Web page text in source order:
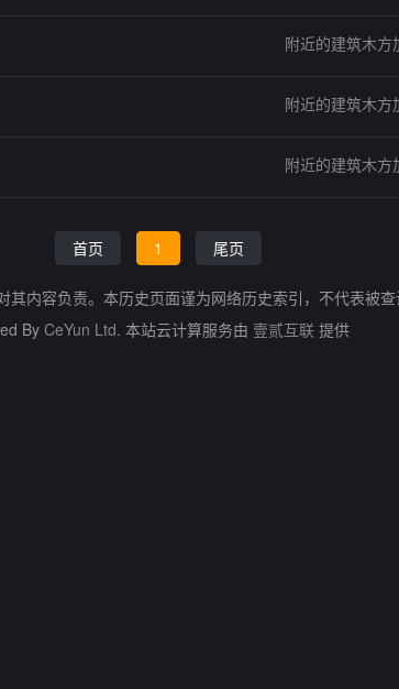
附近的建筑木方
附近的建筑木方
附近的建筑木方
首页 1 尾页
内容负责。本历史页面谨为网络历史索引，不代表被查
ByCeYun Ltd. 本站云计算服务由 壹贰互联 提供